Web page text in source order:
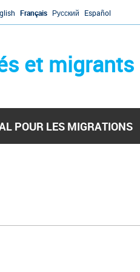
Français Русский Español
et migrants
POUR LES MIGRATIONS